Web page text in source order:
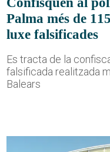
Palma més de
luxe falsificades
Es tracta de la
falsificada realitzada
Balears